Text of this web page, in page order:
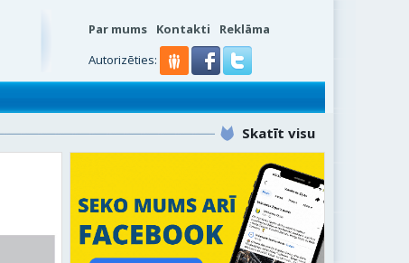
Par mums Kontakti
Reklāma
Autorizēties:
Skatīt visu